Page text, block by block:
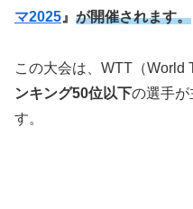
マ2025 』 が開催されます。
この大会は、WTT（World
ンキング50位以下の選手が
す。